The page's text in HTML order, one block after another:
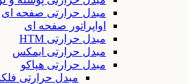
مبدل حرارتی صفحه ای
اواپراتور صفحه ای
مبدل حرارتی HTM
مبدل حرارتی ایمکس
مبدل حرارتی هپاکو
مبدل حرارتی